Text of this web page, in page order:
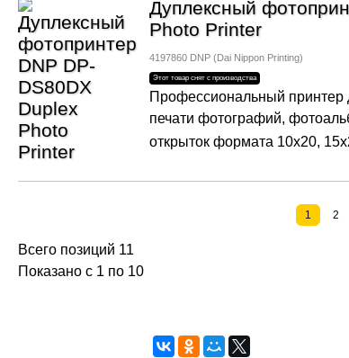
Дуплексный
Photo Printer
4197860DNP (Dai Nippon Printing)
Профессиональный принтер
печати фотографий,
открыток формата 10х20,
1 2
Всего позиций 11
Показано с 1 по 10